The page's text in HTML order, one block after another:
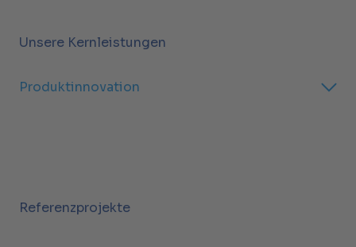
Unsere Kernleistungen
Produktinnovation
Referenzprojekte